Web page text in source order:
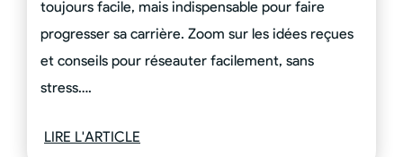
toujours facile, mais indispensable pour faire
progresser sa carrière. Zoom sur les idées reçues
et conseils pour réseauter facilement, sans
stress….
LIRE L'ARTICLE